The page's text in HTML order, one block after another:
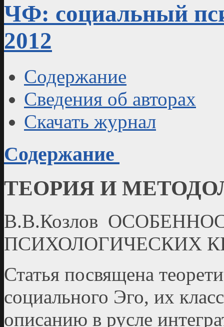
ЧФ: социальный
2012
Содержание
Сведения об авторах
Скачать журнал
Содержание
ТЕОРИЯ И
В.В.Козлов
ПСИХОЛОГИЧЕСКИХ
Статья посвящена
социального Эго, их
описанию в русле